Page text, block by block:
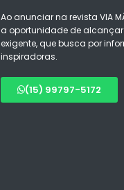
Ao anunciar na revista VIA
a oportunidade de
exigente, que busca por
inspiradoras.
(15) 99797-5172